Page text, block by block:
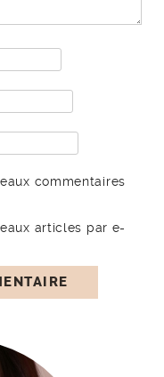
commentaires
articles par e-